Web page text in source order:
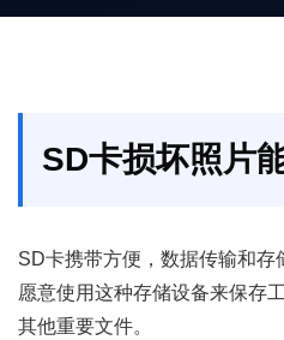
SD卡损坏照片
SD卡携带方便，数据传输和存
愿意使用这种存储设备来保存
其他重要文件。